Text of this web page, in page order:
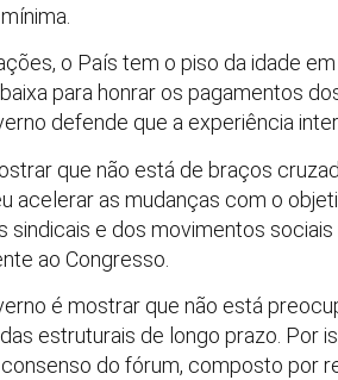
o País tem o piso da idade
para honrar os pagamentos
defende que a experiência
que não está de braços
acelerar as mudanças com o
sindicais e dos movimentos
ao Congresso.
é mostrar que não está
estruturais de longo prazo. Por
do fórum, composto por